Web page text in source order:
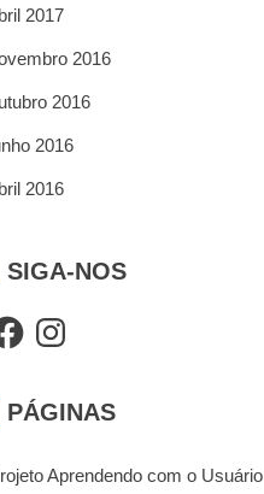
2017
2016
2016
2016
2016
SIGA-NOS
Instagram
PÁGINAS
Aprendendo com o Usuário